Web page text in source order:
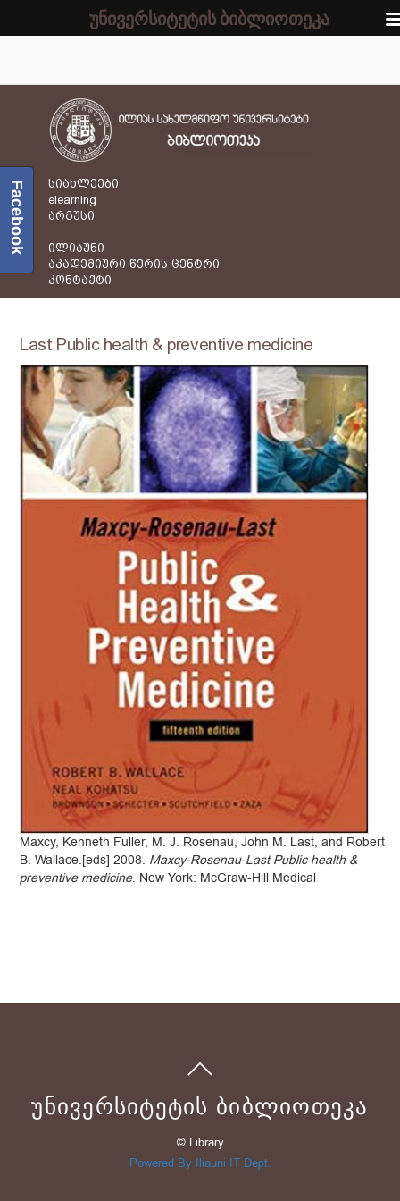
სიახლეები
elearning
არგუსი
ილიაუნი
აკადემიური წერის ცენტრი
კონტაქტი
Last Public health & preventive medicine
Maxcy, Kenneth Fuller, M. J. Rosenau, John M. Last, and Robert
B. Wallace.[eds] 2008. Maxcy-Rosenau-Last Public health &
preventive medicine. New York: McGraw-Hill Medical
ᲣᲜᲘᲕᲔᲠᲡᲘᲢᲔᲢᲘᲡ ᲑᲘᲑᲚᲘᲝᲗᲔᲙᲐ
© Library
Powered By Iliauni IT Dept.
Facebook
უნივერსიტეტის ბიბლიოთეკა